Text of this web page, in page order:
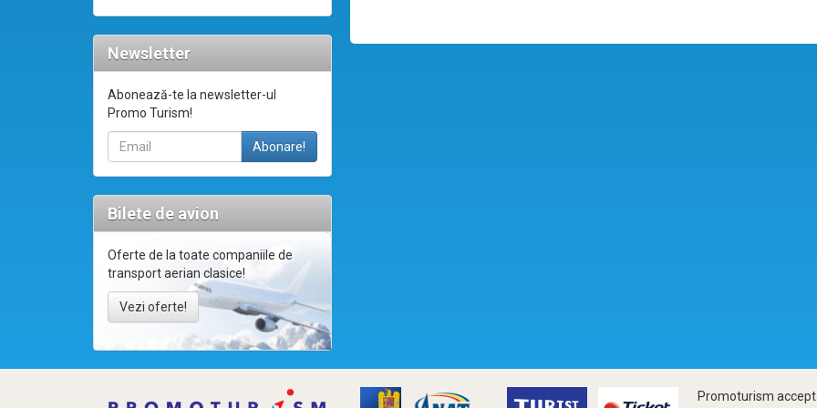
Newsletter
Abonează-te la newsletter-ul
Promo Turism!
Bilete de avion
Oferte de la toate companiile de
transport aerian clasice!
Vezi oferte!
Promoturism